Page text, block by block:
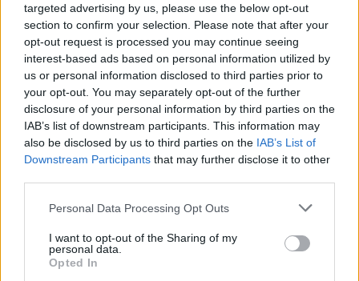
targeted advertising by us, please use the below opt-out
section to confirm your selection. Please note that after your
opt-out request is processed you may continue seeing
interest-based ads based on personal information utilized by
us or personal information disclosed to third parties prior to
your opt-out. You may separately opt-out of the further
disclosure of your personal information by third parties on the
IAB’s list of downstream participants. This information may
also be disclosed by us to third parties on the IAB’s List of
Downstream Participants that may further disclose it to other
Please note that this website/app uses one or more Google
not limited to your visit or usage behaviour. You may click to
grant or deny consent to Google and its third-party tags to
use your data for below specified purposes in below Google
Personal Data Processing Opt Outs
I want to opt-out of the Sharing of my
personal data.
Opted In
#KERESZTANYU #ADÁSRÉSZLETEK
KRISZTINA TATARENKO #TOMASEVICS TIVADAR
#TOMASEVICS GINA TITOK VÁLÁS
#SZÖVETSÉG #4. ÉVAD 28. RÉSZ